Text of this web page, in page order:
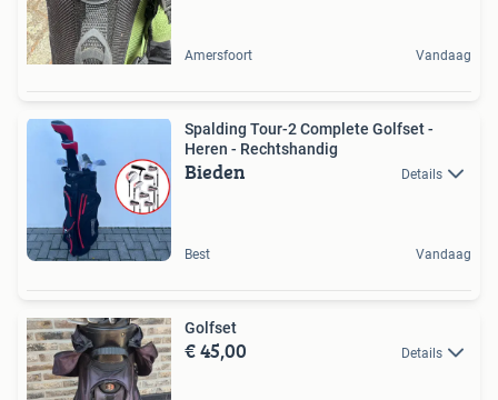
Amersfoort Vandaag
Spalding Tour-2 Complete Golfset -
Heren - Rechtshandig
Bieden Details
Best Vandaag
Golfset
€ 45,00 Details